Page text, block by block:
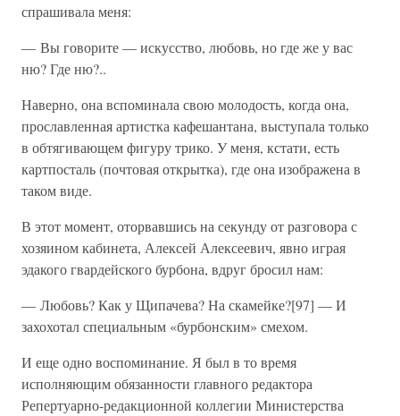
спрашивала меня:
— Вы говорите — искусство, любовь, но где же у вас
ню? Где ню?..
Наверно, она вспоминала свою молодость, когда она,
прославленная артистка кафешантана, выступала только
в обтягивающем фигуру трико. У меня, кстати, есть
картпосталь (почтовая открытка), где она изображена в
таком виде.
В этот момент, оторвавшись на секунду от разговора с
хозяином кабинета, Алексей Алексеевич, явно играя
эдакого гвардейского бурбона, вдруг бросил нам:
— Любовь? Как у Щипачева? На скамейке?[97] — И
захохотал специальным «бурбонским» смехом.
И еще одно воспоминание. Я был в то время
исполняющим обязанности главного редактора
Репертуарно-редакционной коллегии Министерства